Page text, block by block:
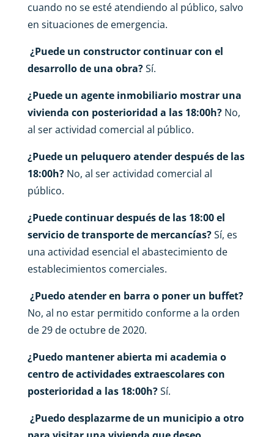
cuando no se esté atendiendo al público, salvo
en situaciones de emergencia.
¿Puede un constructor continuar con el
desarrollo de una obra?Sí.
¿Puede un agente inmobiliario mostrar una
vivienda con posterioridad a las 18:00h? No,
al ser actividad comercial al público.
¿Puede un peluquero atender después de las
18:00h? No, al ser actividad comercial al
público.
¿Puede continuar después de las 18:00 el
servicio de transporte de mercancías?Sí, es
una actividad esencial el abastecimiento de
establecimientos comerciales.
¿Puedo atender en barra o poner un buffet?
No, al no estar permitido conforme a la orden
de 29 de octubre de 2020.
¿Puedo mantener abierta mi academia o
centro de actividades extraescolares con
posterioridad a las 18:00h?Sí.
¿Puedo desplazarme de un municipio a otro